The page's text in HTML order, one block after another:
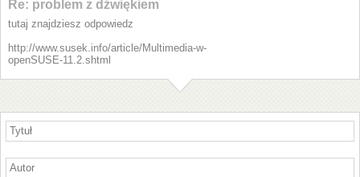
Re: problem z dźwiękiem
tutaj znajdziesz odpowiedz
http://www.susek.info/article/Multimedia-w-
openSUSE-11.2.shtml